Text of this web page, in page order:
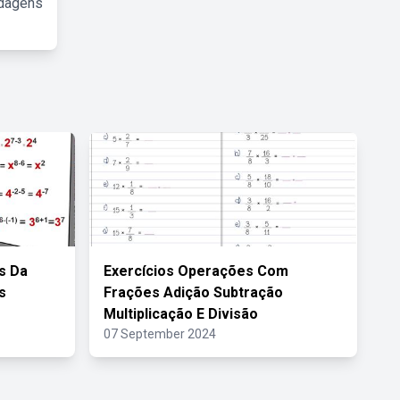
Da
Exercícios Operações Com
Frações Adição Subtração
Multiplicação E Divisão
07 September 2024